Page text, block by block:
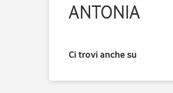
ANTONIA
Ci trovi anche su